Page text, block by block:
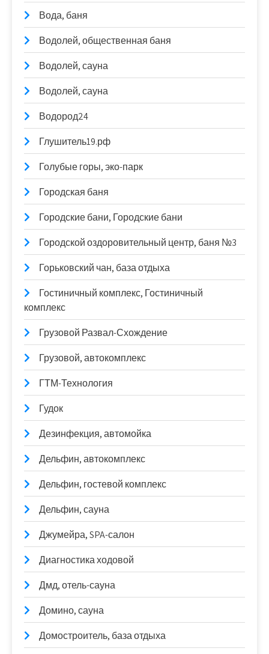
Вода, баня
Водолей, общественная баня
Водолей, сауна
Водолей, сауна
Водород24
Глушитель19.рф
Голубые горы, эко-парк
Городская баня
Городские бани, Городские бани
Городской оздоровительный центр, баня №3
Горьковский чан, база отдыха
Гостиничный комплекс, Гостиничный
комплекс
Грузовой Развал-Схождение
Грузовой, автокомплекс
ГТМ-Технология
Гудок
Дезинфекция, автомойка
Дельфин, автокомплекс
Дельфин, гостевой комплекс
Дельфин, сауна
Джумейра, SPA-салон
Диагностика ходовой
Дмд, отель-сауна
Домино, сауна
Домостроитель, база отдыха